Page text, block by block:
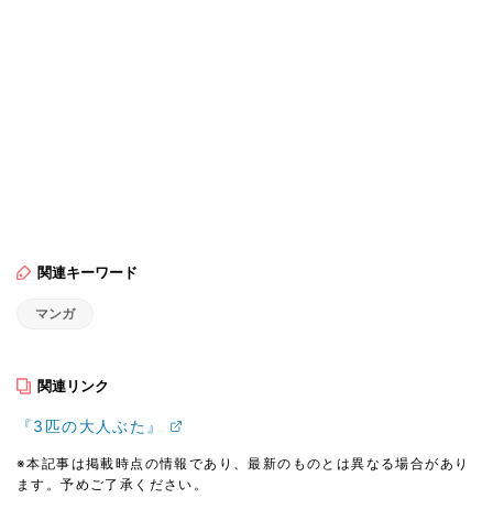
関連キーワード
マンガ
関連リンク
『3匹の大人ぶた』
※本記事は掲載時点の情報であり、最新のものとは異なる場合があり
ます。予めご了承ください。